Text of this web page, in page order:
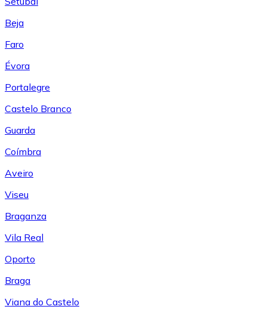
Beja
Faro
Évora
Portalegre
Castelo Branco
Guarda
Coímbra
Aveiro
Viseu
Braganza
Vila Real
Oporto
Braga
Viana do Castelo